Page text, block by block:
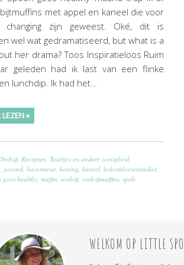
met appel en kaneel die voor
zijn geweest. Oké, dit is
wel wat gedramatiseerd, but what is a
her drama? Toos Inspiratieloos Ruim
geleden had ik last van een flinke
lunchdip. Ik had het…
LEZEN »
Recepten Taartjes en andere zoetigheid
gezond havermout honing kaneel kokosbloesemsuiker,
goes healthy muffin ontbijt ontbijtmuffins spelt
WELKOM OP LITTLE